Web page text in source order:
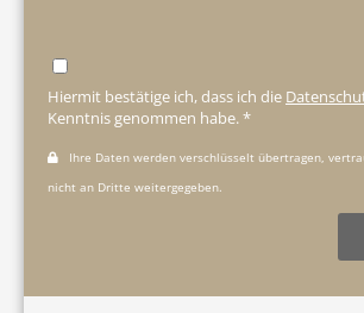
Hiermit bestätige ich, dass ich die
Kenntnis genommen habe. *
Ihre Daten werden verschlüsselt übertragen,
nicht an Dritte weitergegeben.